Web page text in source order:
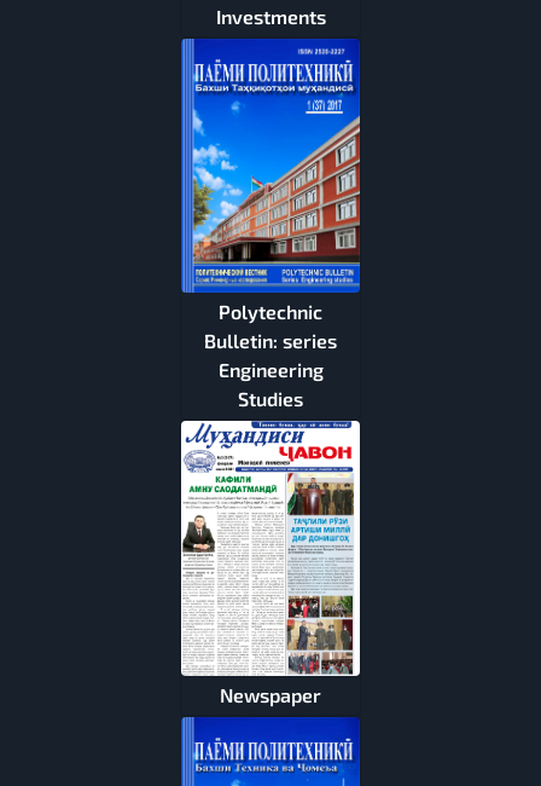
Investments
Polytechnic
Bulletin: series
Engineering
Studies
Newspaper